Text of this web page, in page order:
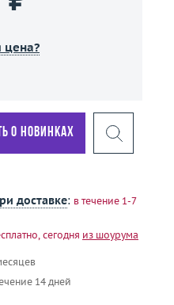
цена?
о новинках
доставке: в течение 1-7
сегодня из шоурума
14 дней